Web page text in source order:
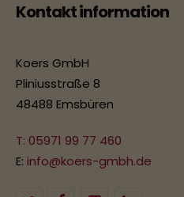
Kontakt information
Koers GmbH
Pliniusstraße 8
48488 Emsbüren
T: 05971 99 77 460
E: info@koers-gmbh.de